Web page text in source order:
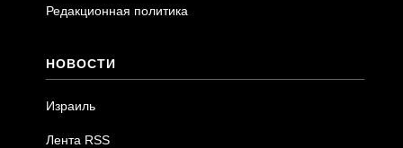
Редакционная политика
НОВОСТИ
Израиль
Лента RSS